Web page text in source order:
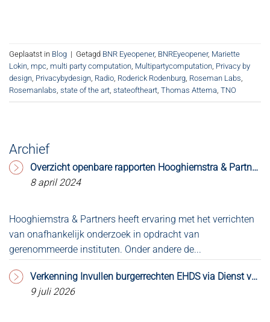
Geplaatst in Blog | Getagd BNR Eyeopener, BNREyeopener, Mariette
Lokin mpc multi party computation Multipartycomputation Privacy by
design Privacybydesign Radio Roderick Rodenburg Roseman Labs
Rosemanlabs state of the art stateoftheart Thomas Attema TNO
Archief
Overzicht openbare rapporten Hooghiemstra & Partners
8 april 2024
Hooghiemstra & Partners heeft ervaring met het verrichten
van onafhankelijk onderzoek in opdracht van
gerenommeerde instituten. Onder andere de...
Verkenning Invullen burgerrechten EHDS via Dienst voor Toegang & MedMij Afsprakenstelsel
9 juli 2026